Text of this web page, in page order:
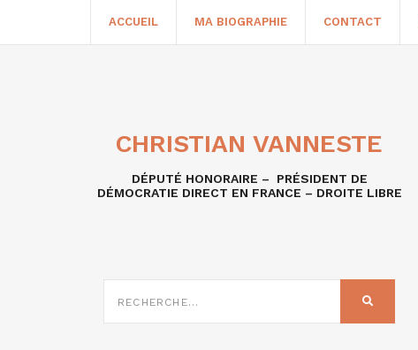
ACCUEIL MA BIOGRAPHIE CONTACT
CHRISTIAN VANNESTE
DÉPUTÉ HONORAIRE – PRÉSIDENT DE
DÉMOCRATIE DIRECT EN FRANCE – DROITE LIBRE
SUR